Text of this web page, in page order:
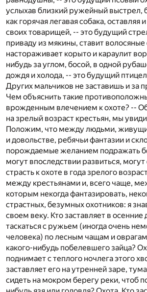
услыхав близкий ружейный выстрел,
как горячая легавая собака, оставляя
своих товарищей, -- это будущий
приваду из мякины, ставит волосяные
настораживает корыто и караулит
нибудь за углом, босой, в одной
дождя и холода, -- это будущий
Других мальчиков не заставишь и за
Чем объяснить такие
врожденным влечением к охоте? --
на зрелый возраст крестьян, мы
Положим, что между людьми,
и довольстве, ребячьи фантазии и
порождаемые желанием подражать
могут впоследствии развиться, могут
страсть к охоте в года зрелого
между крестьянами и, всего чаще,
которым некогда фантазировать,
страстных, безумных охотников: я
своем веку. Кто заставляет в осенние
таскаться с ружьем (иногда очень
человека) по лесным чащам и
какого-нибудь побелевшего зайца?
поднимает с теплого ночлега этого
заставляет его на утренней заре,
сидеть на мокром берегу реки, чтоб